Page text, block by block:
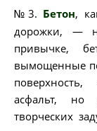
№3. Бетон,
дорожки, —
привычке,
вымощенные
асфальт, но
творческих